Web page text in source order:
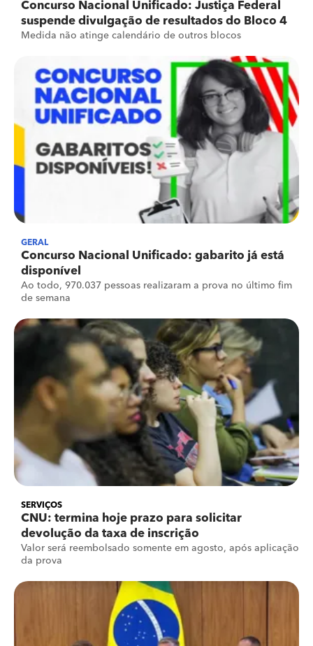
Concurso Nacional Unificado: Justiça Federal
suspende divulgação de resultados do Bloco 4
Medida não atinge calendário de outros blocos
GERAL
Concurso Nacional Unificado: gabarito já está
disponível
Ao todo, 970.037 pessoas realizaram a prova no último fim
de semana
SERVIÇOS
CNU: termina hoje prazo para solicitar
devolução da taxa de inscrição
Valor será reembolsado somente em agosto, após aplicação
da prova